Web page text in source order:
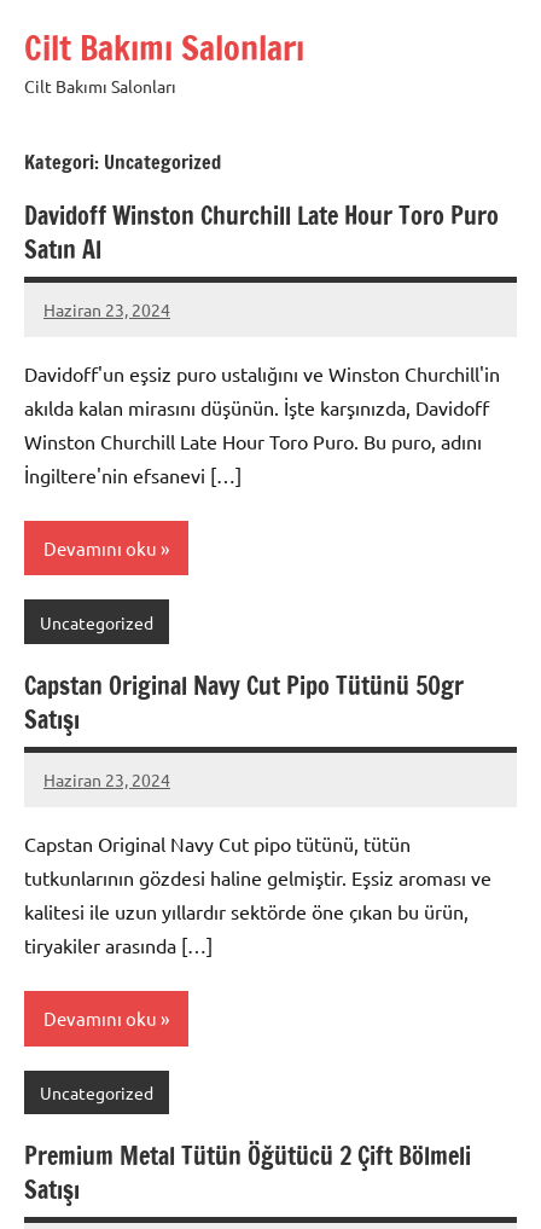
geçCilt Bakımı Salonları
Cilt Bakımı Salonları
Kategori: Uncategorized
Davidoff Winston Churchill Late Hour Toro Puro
Satın Al
Haziran 23, 2024
admin
Davidoff'un eşsiz puro ustalığını ve Winston Churchill'in
akılda kalan mirasını düşünün. İşte karşınızda, Davidoff
Winston Churchill Late Hour Toro Puro. Bu puro, adını
İngiltere'nin efsanevi […]
Devamını oku
Uncategorized
Capstan Original Navy Cut Pipo Tütünü 50gr
Satışı
Haziran 23, 2024
admin
Capstan Original Navy Cut pipo tütünü, tütün
tutkunlarının gözdesi haline gelmiştir. Eşsiz aroması ve
kalitesi ile uzun yıllardır sektörde öne çıkan bu ürün,
tiryakiler arasında […]
Devamını oku
Uncategorized
Premium Metal Tütün Öğütücü 2 Çift Bölmeli
Satışı